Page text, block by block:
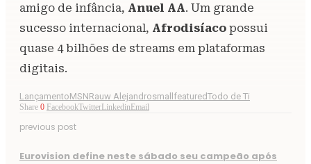
amigo de infância, Anuel AA. Um grande
sucesso internacional, Afrodisíaco possui
quase 4 bilhões de streams em plataformas
digitais.
LançamentoMSNRauw AlejandrosmallfeaturedTodo de Ti
Share 0 FacebookTwitter Linkedin Email
previous post
Eurovision define neste sábado seu campeão após